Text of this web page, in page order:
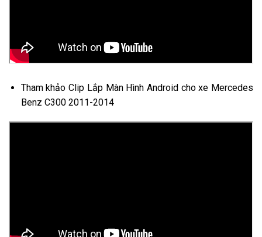
Tham khảo Clip Lắp Màn Hình Android cho xe Mercedes
Benz C300 2011-2014